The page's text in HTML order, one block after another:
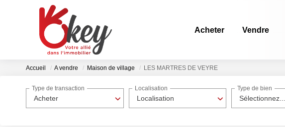
Acheter Vendre
Accueil A vendre Maison de village LES MARTRES DE VEYRE
Acheter
Type de transaction
Localisation
Localisation
Sélectionnez...
Type de bien